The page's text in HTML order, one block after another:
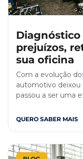
prejuízos,
sua oficina
Com a evolução
automotivo deixou
passou a ser uma
QUERO SABER MAIS